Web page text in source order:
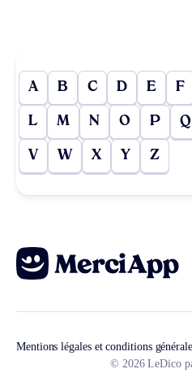
A B C D E F
L M N O P Q
V W X Y Z
Mentions légales et conditions
© 2026 LeDico